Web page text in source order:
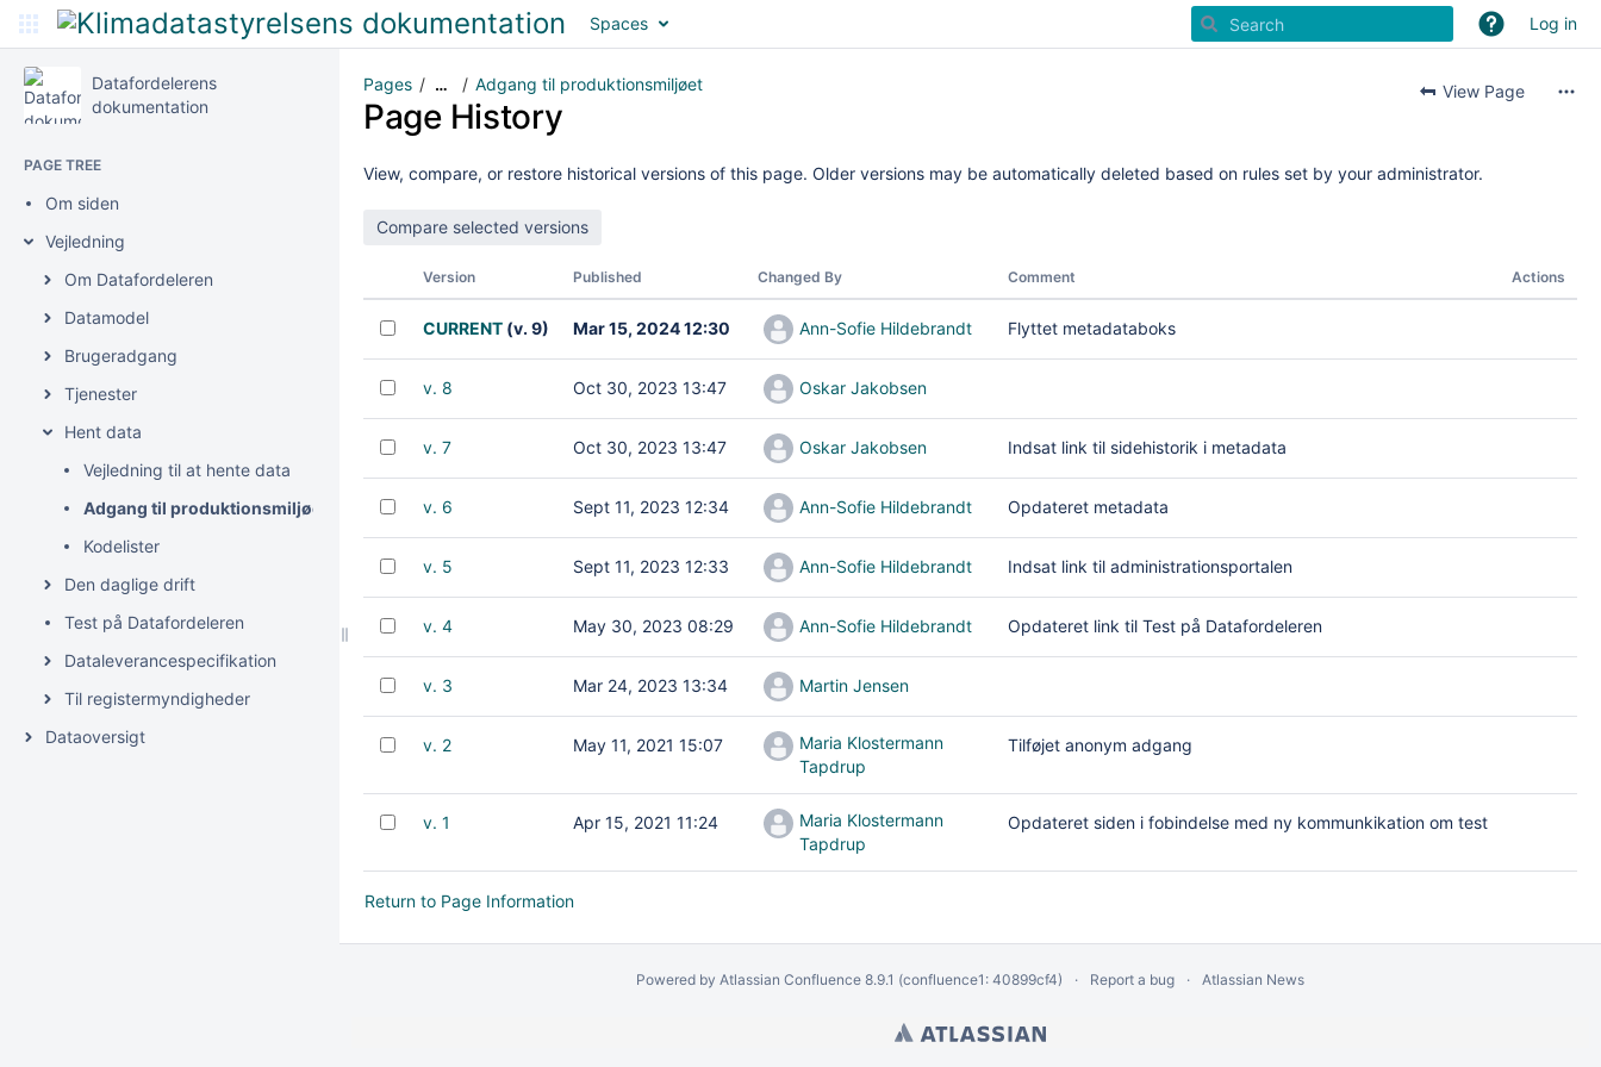
Spaces Log in
Datafordelerens
dokumentation
PAGE TREE
Om siden
Vejledning
Om Datafordeleren
Datamodel
Brugeradgang
Tjenester
Hent data
Vejledning til at hente data
Adgang til produktionsmiljøet
Kodelister
Den daglige drift
Test på Datafordeleren
Dataleverancespecifikation
Til registermyndigheder
Dataoversigt
View Page
Pages … Adgang til produktionsmiljøet
Page History
View, compare, or restore historical versions of this page. Older versions may be automatically deleted based on rules set by your administrator.
Version Published Changed By Comment Actions
CURRENT (v. 9) Mar 15, 2024 12:30 Ann-Sofie Hildebrandt Flyttet metadataboks
v. 8 Oct 30, 2023 13:47 Oskar Jakobsen
v. 7 Oct 30, 2023 13:47 Oskar Jakobsen Indsat link til sidehistorik i metadata
v. 6 Sept 11, 2023 12:34 Ann-Sofie Hildebrandt Opdateret metadata
v. 5 Sept 11, 2023 12:33 Ann-Sofie Hildebrandt Indsat link til administrationsportalen
v. 4 May 30, 2023 08:29 Ann-Sofie Hildebrandt Opdateret link til Test på Datafordeleren
v. 3 Mar 24, 2023 13:34 Martin Jensen
v. 2 May 11, 2021 15:07
Maria Klostermann
Tapdrup
Tilføjet anonym adgang
v. 1 Apr 15, 2021 11:24
Maria Klostermann
Tapdrup
Opdateret siden i fobindelse med ny kommunkikation om test
Return to Page Information
Powered by Atlassian Confluence 8.9.1 (confluence1: 40899cf4) Report a bug Atlassian News